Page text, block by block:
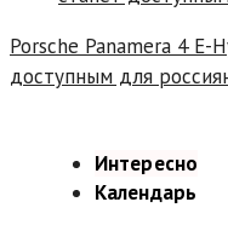
Porsche Panamera 4 E-
доступным для
Интересно
Календарь